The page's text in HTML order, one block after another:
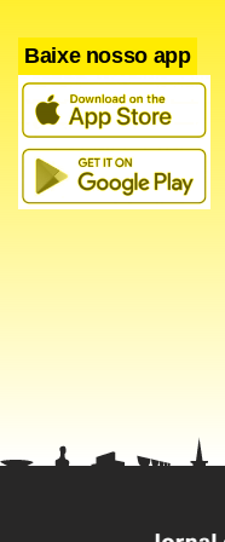
Baixe nosso app